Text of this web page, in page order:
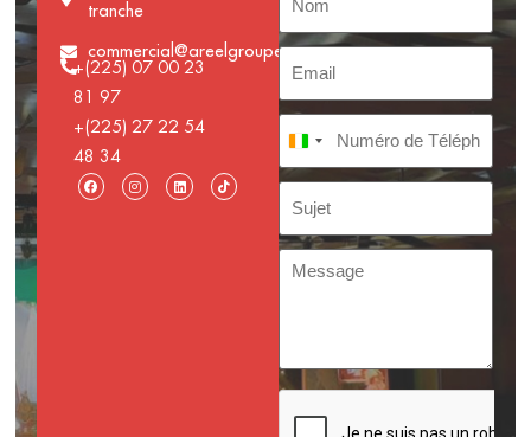
tranche
commercial@areelgroupe.com
+(225) 07 00 23
81 97
+(225) 27 22 54
48 34
Côte d’Ivoire +225